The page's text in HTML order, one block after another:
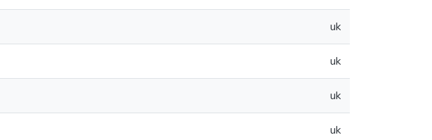
uk
uk
uk
uk